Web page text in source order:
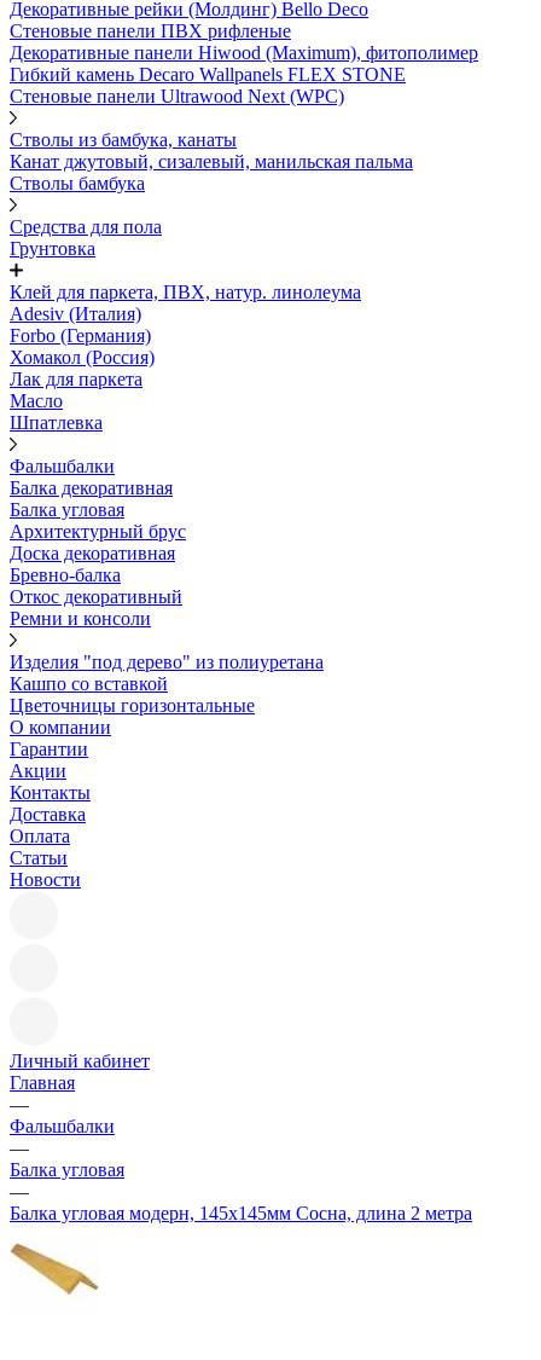
Декоративные рейки (Молдинг) Bello Deco
Стеновые панели ПВХ рифленые
Декоративные панели Hiwood (Maximum), фитополимер
Гибкий камень Decaro Wallpanels FLEX STONE
Стеновые панели Ultrawood Next (WPC)
Стволы из бамбука, канаты
Канат джутовый, сизалевый, манильская пальма
Стволы бамбука
Средства для пола
Грунтовка
Клей для паркета, ПВХ, натур. линолеума
Adesiv (Италия)
Forbo (Германия)
Хомакол (Россия)
Лак для паркета
Масло
Шпатлевка
Фальшбалки
Балка декоративная
Балка угловая
Архитектурный брус
Доска декоративная
Бревно-балка
Откос декоративный
Ремни и консоли
Изделия "под дерево" из полиуретана
Кашпо со вставкой
Цветочницы горизонтальные
О компании
Гарантии
Акции
Контакты
Доставка
Оплата
Статьи
Новости
Личный кабинет
Главная
—
Фальшбалки
—
Балка угловая
—
Балка угловая модерн, 145х145мм Сосна, длина 2 метра